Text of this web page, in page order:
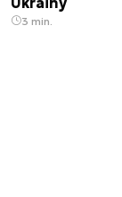
3 min.